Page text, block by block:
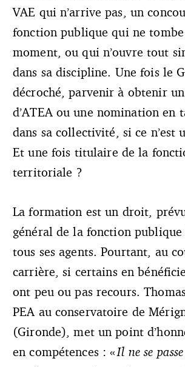
VAE qui n’arrive pas, un
fonction publique qui ne tombe
moment, ou qui n’ouvre tout
dans sa discipline. Une fois le
décroché, parvenir à obtenir
d’ATEA ou une nomination en
dans sa collectivité, si ce n’est
Et une fois titulaire de la
territoriale ?
La formation est un droit,
général de la fonction
tous ses agents. Pourtant, au
carrière, si certains en
ont peu ou pas recours.
PEA au conservatoire de
(Gironde), met un point
en compétences : « Il ne se